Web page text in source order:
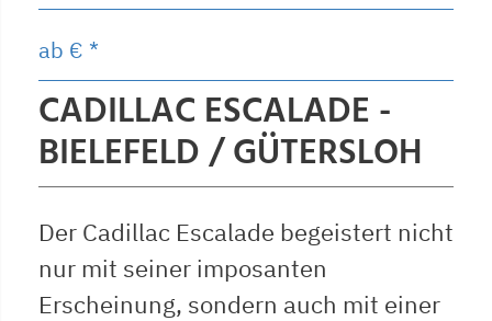
ab € *
CADILLAC ESCALADE -
BIELEFELD / GÜTERSLOH
Der Cadillac Escalade begeistert nicht
nur mit seiner imposanten
Erscheinung, sondern auch mit einer